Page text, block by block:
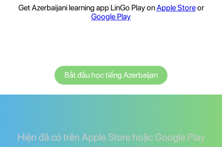
Get Azerbaijani learning app LinGo Play onApple Storeor
Google Play
Bắt đầu học tiếng Azerbaijan
Hiện đã có trên Apple Store hoặc Google Play